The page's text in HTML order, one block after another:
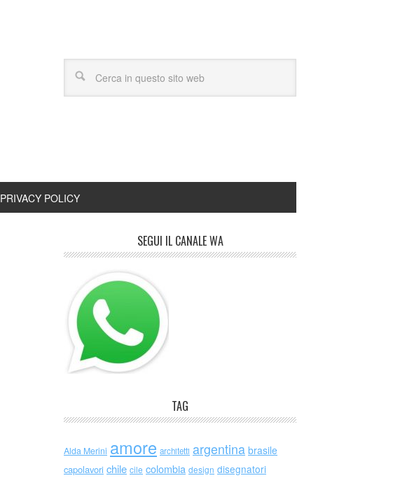
PRIVACY POLICY
SEGUI IL CANALE WA
TAG
Alda Merini amore architetti argentina brasile
capolavori chile cile colombia design disegnatori